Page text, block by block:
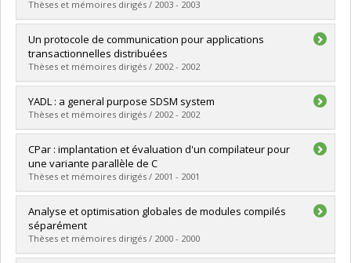
Cycle : Doctoral
Grade :Ph. D.
Lien vers le document dans Papyrus
Thèses et mémoires dirigés / 2003 - 2003
Graduate :Bergeron, Étienne
Cycle :Master's
Grade :M. Sc.
Lien vers le document dans Papyrus
Un protocole de communication pour applications
transactionnelles distribuées
Thèses et mémoires dirigés / 2002 - 2002
Graduate :Hamzeh, Wissam
Cycle : Master's
Grade :M. Sc.
Lien vers le document dans Papyrus
YADL : a general purpose SDSM system
Thèses et mémoires dirigés / 2002 - 2002
Graduate :Gagné, Jean-François
Cycle :Master's
Grade :M. Sc.
Lien vers le document dans Papyrus
CPar : implantation et évaluation d'un compilateur pour
une variante parallèle de C
Thèses et mémoires dirigés / 2001 - 2001
Graduate :Methot, Éric
Cycle :Master's
Grade :M. Sc.
Lien vers le document dans Papyrus
Analyse et optimisation globales de modules compilés
séparément
Thèses et mémoires dirigés / 2000 - 2000